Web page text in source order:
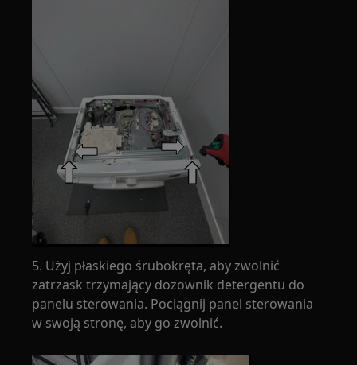
5. Użyj płaskiego śrubokręta, aby zwolnić
zatrzask trzymający dozownik detergentu do
panelu sterowania. Pociągnij panel sterowania
w swoją stronę, aby go zwolnić.